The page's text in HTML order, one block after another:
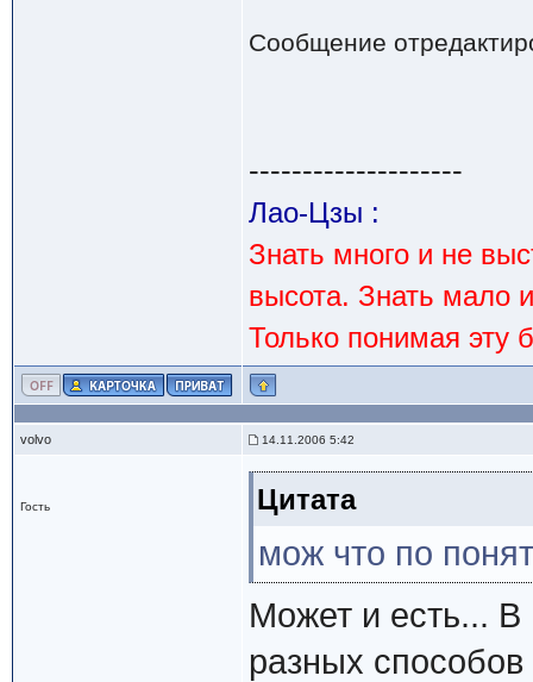
Сообщение
--------------------
Лао-Цзы :
Знать много и не
высота. Знать мало
Только понимая эту
volvo 14.11.2006 5:42
Гость Цитата
мож что по
Может и есть...
разных